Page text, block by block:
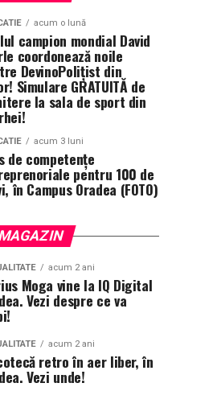
acum o lună
campion mondial David
coordonează noile
DevinoPolițist din
Simulare GRATUITĂ de
la sala de sport din
acum 3 luni
de competențe
pentru 100 de
în Campus Oradea (FOTO)
acum 2 ani
Moga vine la IQ Digital
Vezi despre ce va
acum 2 ani
retro în aer liber, în
Vezi unde!